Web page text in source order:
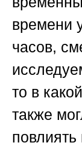
времени
часов,
то в
также